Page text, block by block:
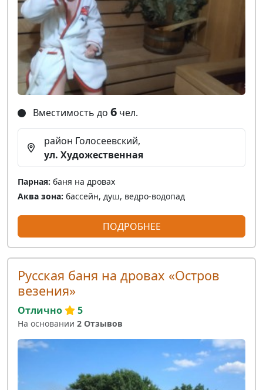
Вместимость до 6 чел.
район Голосеевский,
ул. Художественная
Парная: баня на дровах
Аква зона: бассейн, душ, ведро-водопад
ПОДРОБНЕЕ
Русская баня на дровах «Остров
везения»
Отлично 5
На основании 2 Отзывов